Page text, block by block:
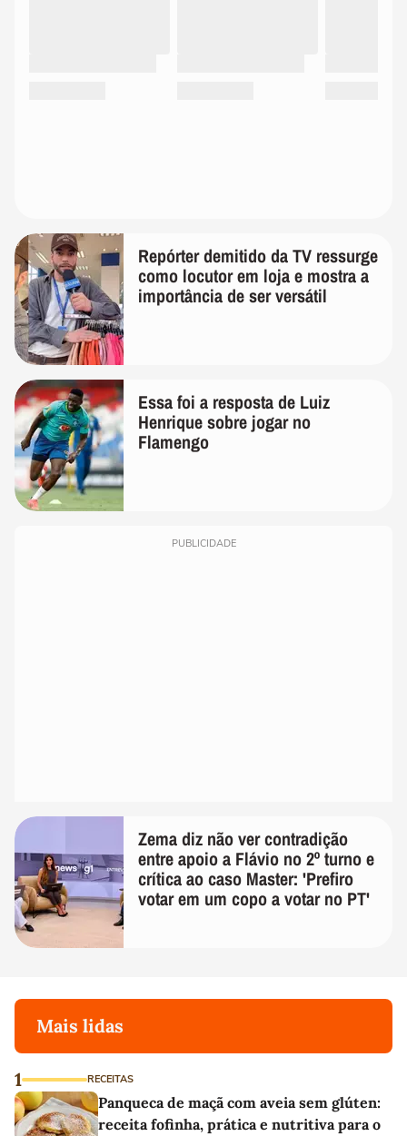
Repórter demitido da TV ressurge
como locutor em loja e mostra a
importância de ser versátil
Essa foi a resposta de Luiz
Henrique sobre jogar no
Flamengo
PUBLICIDADE
Zema diz não ver contradição
entre apoio a Flávio no 2º turno e
crítica ao caso Master: 'Prefiro
votar em um copo a votar no PT'
Mais lidas
1 RECEITAS
Panqueca de maçã com aveia sem glúten:
receita fofinha, prática e nutritiva para o